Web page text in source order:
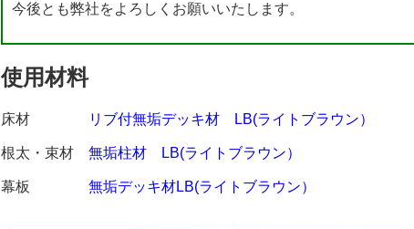
今後とも弊社をよろしくお願いいたします。
使用材料
床材 リブ付無垢デッキ材 LB(ライトブラウン）
根太・束材 無垢柱材 LB(ライトブラウン）
幕板 無垢デッキ材LB(ライトブラウン）